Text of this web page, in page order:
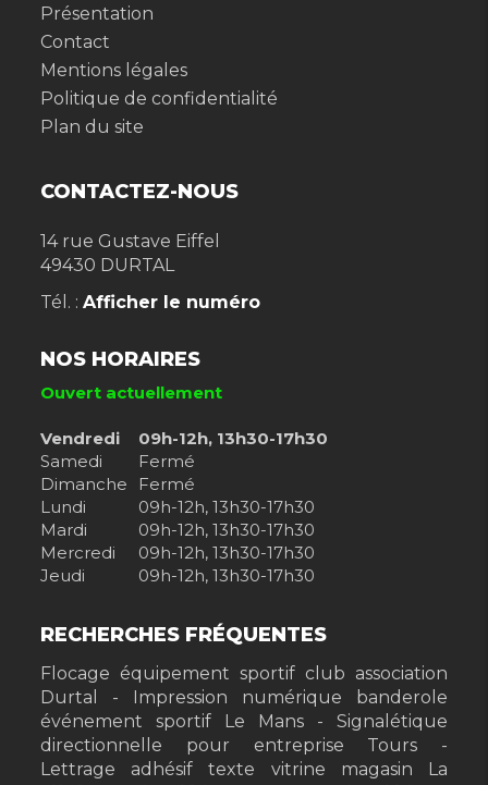
Présentation
Contact
Mentions légales
Politique de confidentialité
Plan du site
CONTACTEZ-NOUS
14 rue Gustave Eiffel
49430 DURTAL
Tél. :Afficher le numéro
NOS HORAIRES
Ouvert actuellement
Vendredi
09h-12h, 13h30-17h30
Samedi
Fermé
Dimanche
Fermé
Lundi
09h-12h, 13h30-17h30
Mardi
09h-12h, 13h30-17h30
Mercredi
09h-12h, 13h30-17h30
Jeudi
09h-12h, 13h30-17h30
RECHERCHES FRÉQUENTES
Flocage équipement sportif club association
Durtal
Impression numérique banderole
événement sportif Le Mans
Signalétique
directionnelle pour entreprise Tours
Lettrage adhésif texte vitrine magasin La